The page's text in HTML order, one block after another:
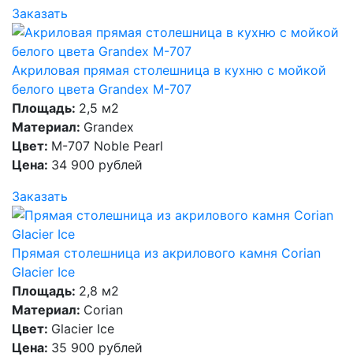
Заказать
Акриловая прямая столешница в кухню с мойкой
белого цвета Grandex M-707
Площадь: 2,5 м2
Материал: Grandex
Цвет: M-707 Noble Pearl
Цена: 34 900 рублей
Заказать
Прямая столешница из акрилового камня Corian
Glacier Ice
Площадь: 2,8 м2
Материал: Corian
Цвет: Glacier Ice
Цена: 35 900 рублей